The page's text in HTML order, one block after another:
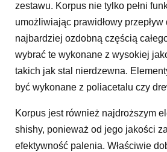
zestawu. Korpus nie tylko pełni
umożliwiając prawidłowy
najbardziej ozdobną częścią
wybrać te wykonane z wysokiej
takich jak stal nierdzewna.
być wykonane z poliacetalu czy
Korpus jest również najdroższym
shishy, ponieważ od jego jakości
efektywność palenia. Właściwie